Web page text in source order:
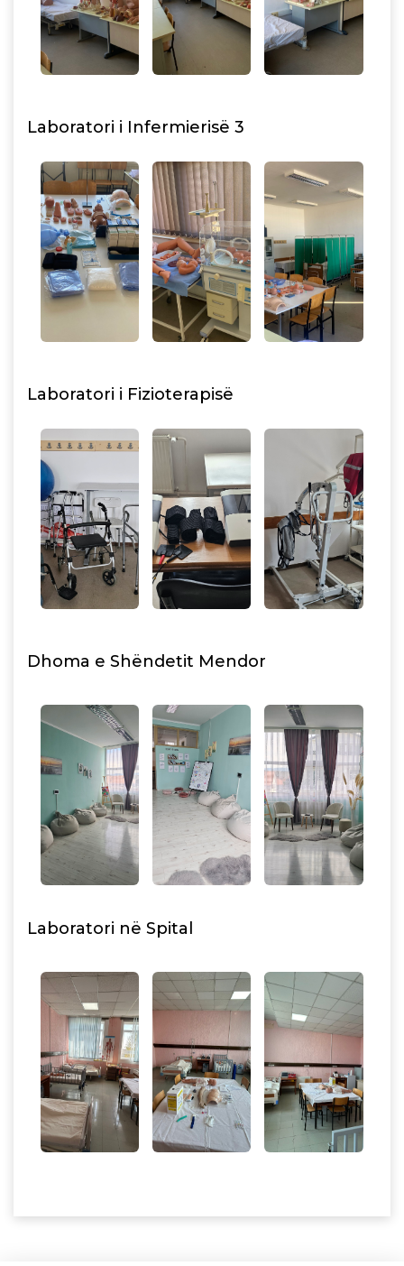
Laboratori i Infermierisë 3
Laboratori i Fizioterapisë
Dhoma e Shëndetit Mendor
Laboratori në Spital